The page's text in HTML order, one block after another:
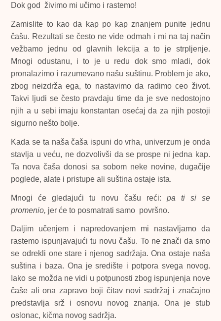
Dok god živimo mi učimo i rastemo!
Zamislite to kao da kap po kap znanjem punite jednu
čašu. Rezultati se često ne vide odmah i mi na taj način
vežbamo jednu od glavnih lekcija a to je strpljenje.
Mnogi odustanu, i to je u redu dok smo mladi, dok
pronalazimo i razumevano našu suštinu. Problem je ako,
zbog neizdrža ega, to nastavimo da radimo ceo život.
Takvi ljudi se često pravdaju time da je sve nedostojno
njih a u sebi imaju konstantan osećaj da za njih postoji
sigurno nešto bolje.
Kada se ta naša čaša ispuni do vrha, univerzum je onda
stavlja u veću, ne dozvolivši da se prospe ni jedna kap.
Ta nova čaša donosi sa sobom neke novine, dugačije
poglede, alate i pristupe ali suština ostaje ista.
Mnogi će gledajući tu novu čašu reći: pa ti si se
promenio, jer će to posmatrati samo površno.
Daljim učenjem i napredovanjem mi nastavljamo da
rastemo ispunjavajući tu novu čašu. To ne znači da smo
se odrekli one stare i njenog sadržaja. Ona ostaje naša
suština i baza. Ona je središte i potpora svega novog.
Iako se možda ne vidi u potpunosti zbog ispunjenja nove
čaše ali ona zapravo boji čitav novi sadržaj i značajno
predstavlja srž i osnovu novog znanja. Ona je stub
oslonac, kičma novog sadržja.